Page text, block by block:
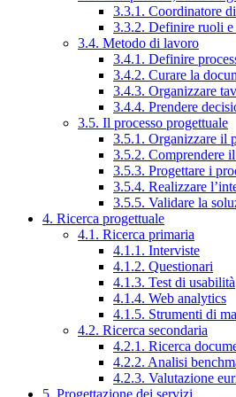
3.3.1. Coordinatore
3.3.2. Definire ruoli e
3.4. Metodo di lavoro
3.4.1. Definire
3.4.2. Curare la
3.4.3. Organizzare
3.4.4. Prendere
3.5. Il processo progettuale
3.5.1. Organizzare il
3.5.2. Comprendere
3.5.3. Progettare i
3.5.4. Realizzare
3.5.5. Validare la
4. Ricerca progettuale
4.1. Ricerca primaria
4.1.1. Interviste
4.1.2. Questionari
4.1.3. Test di usabilità
4.1.4. Web analytics
4.1.5. Strumenti di
4.2. Ricerca secondaria
4.2.1. Ricerca
4.2.2. Analisi
4.2.3. Valutazione
5. Progettazione dei servizi